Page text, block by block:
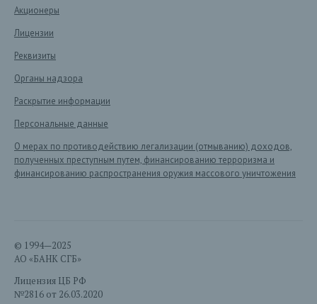
Акционеры
Лицензии
Реквизиты
Органы надзора
Раскрытие информации
Персональные данные
О мерах по противодействию легализации (отмыванию) доходов,
полученных преступным путем, финансированию терроризма и
финансированию распространения оружия массового уничтожения
© 1994—2025
АО «БАНК СГБ»
Лицензия ЦБ РФ
№2816 от 26.03.2020